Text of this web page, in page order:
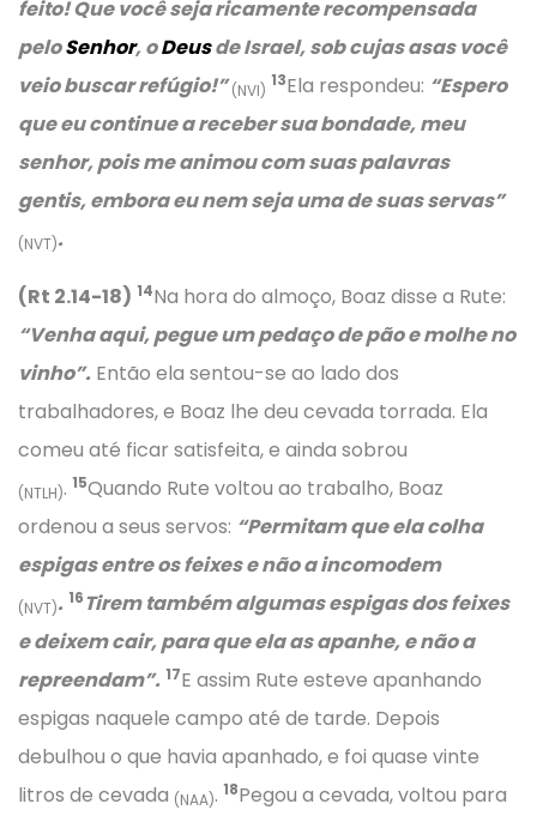
feito! Que você seja ricamente recompensada
peloSenhor, oDeusde Israel, sob cujas asas você
veio buscar refúgio!”(NVI)
13Ela respondeu: “Espero
que eu continue a receber sua bondade, meu
senhor, pois me animou com suas palavras
gentis, embora eu nem seja uma de suas servas”
(NVT).
(Rt 2.14-18) 14Na hora do almoço, Boaz disse a Rute:
“Venha aqui, pegue um pedaço de pão e molhe no
vinho”. Então ela sentou-se ao lado dos
trabalhadores, e Boaz lhe deu cevada torrada. Ela
comeu até ficar satisfeita, e ainda sobrou
(NTLH). 15Quando Rute voltou ao trabalho, Boaz
ordenou a seus servos: “Permitam que ela colha
espigas entre os feixes e não a incomodem
(NVT). 16Tirem também algumas espigas dos feixes
e deixem cair, para que ela as apanhe, e não a
repreendam”. 17E assim Rute esteve apanhando
espigas naquele campo até de tarde. Depois
debulhou o que havia apanhado, e foi quase vinte
litros de cevada (NAA). 18Pegou a cevada, voltou para